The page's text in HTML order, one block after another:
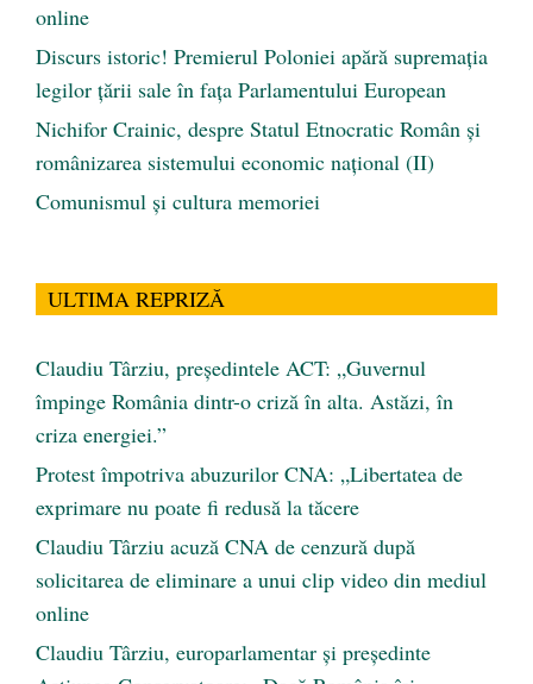
online
Discurs istoric! Premierul Poloniei apără supremația
legilor țării sale în fața Parlamentului European
Nichifor Crainic, despre Statul Etnocratic Român şi
românizarea sistemului economic naţional (II)
Comunismul şi cultura memoriei
ULTIMA REPRIZĂ
Claudiu Târziu, președintele ACT: „Guvernul
împinge România dintr-o criză în alta. Astăzi, în
criza energiei.”
Protest împotriva abuzurilor CNA: „Libertatea de
exprimare nu poate fi redusă la tăcere
Claudiu Târziu acuză CNA de cenzură după
solicitarea de eliminare a unui clip video din mediul
online
Claudiu Târziu, europarlamentar și președinte